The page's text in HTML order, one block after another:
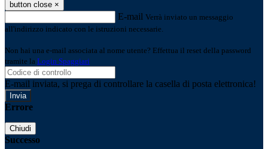
button close ×
E-mail Verrà inviato un messaggio
all'indirizzo indicato con le istruzioni necessarie.
Non hai una e-mail associata al nome utente? Effettua il reset della password
tramite la Login Spaggiari
E-mail inviata, si prega di controllare la casella di posta elettronica!
Errore
Chiudi
Successo